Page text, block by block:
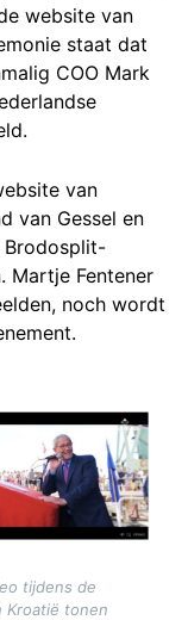
website van
staat dat
COO Mark
van
van Gessel en
Brodosplit-
Martje Fentener
noch wordt
tijdens de
Kroatië tonen